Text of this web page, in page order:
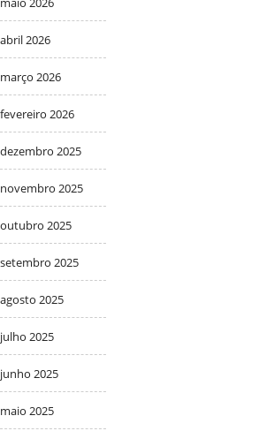
abril 2026
março 2026
fevereiro 2026
dezembro 2025
novembro 2025
outubro 2025
setembro 2025
agosto 2025
julho 2025
junho 2025
maio 2025